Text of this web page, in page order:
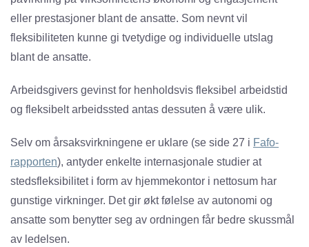
eller prestasjoner blant de ansatte. Som nevnt vil
fleksibiliteten kunne gi tvetydige og individuelle utslag
blant de ansatte.
Arbeidsgivers gevinst for henholdsvis fleksibel arbeidstid
og fleksibelt arbeidssted antas dessuten å være ulik.
Selv om årsaksvirkningene er uklare (se side 27 i Fafo-
rapporten), antyder enkelte internasjonale studier at
stedsfleksibilitet i form av hjemmekontor i nettosum har
gunstige virkninger. Det gir økt følelse av autonomi og
ansatte som benytter seg av ordningen får bedre skussmål
av ledelsen.